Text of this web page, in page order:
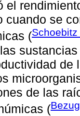
el
cuando se
(Schoebitz
de
de las
(